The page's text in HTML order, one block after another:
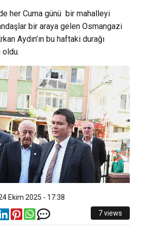
her Cuma günü bir mahalleyi
bir araya gelen Osmangazi
Aydın’ın bu haftaki durağı
Ekim 2025 - 17:38
7 views